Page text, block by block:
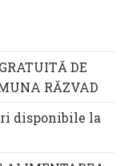
DE
RĂZVAD
disponibile la